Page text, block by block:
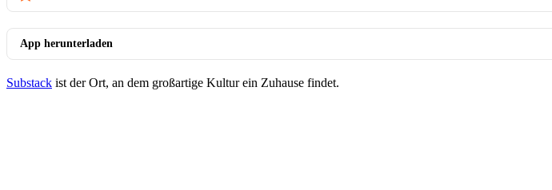
App herunterladen
Substack ist der Ort, an dem großartige Kultur ein Zuhause findet.